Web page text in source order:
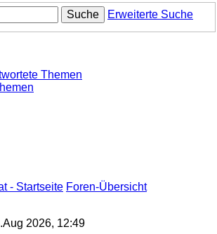
Suche Erweiterte Suche
Themen
- Startseite Foren-Übersicht
2026, 12:49